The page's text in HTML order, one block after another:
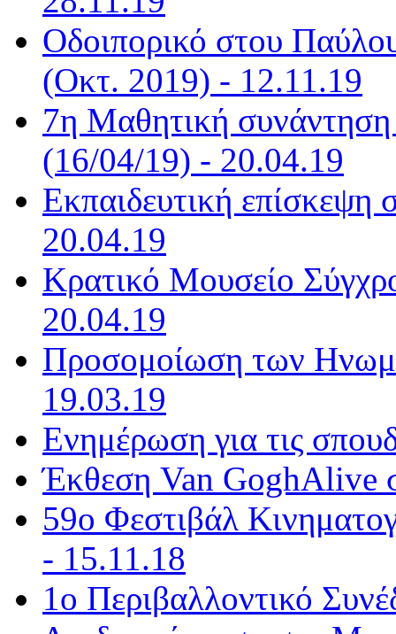
Οδοιπορικό στου
(Οκτ. 2019) - 12.11.19
7η Μαθητική
(16/04/19) - 20.04.19
Εκπαιδευτική
20.04.19
Κρατικό Μουσείο
20.04.19
Προσομοίωση των
19.03.19
Ενημέρωση για τις
Έκθεση Van GoghAlive
59ο Φεστιβάλ
- 15.11.18
1ο Περιβαλλοντικό